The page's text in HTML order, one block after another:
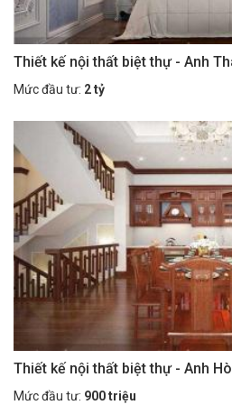
Thiết kế nội thất biệt thự - Anh
Mức đầu tư: 2 tỷ
Thiết kế nội thất biệt thự - Anh
Mức đầu tư: 900 triệu